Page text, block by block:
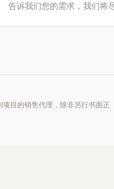
告诉我们您的需求，我们将
目的销售代理，除非另行书面正